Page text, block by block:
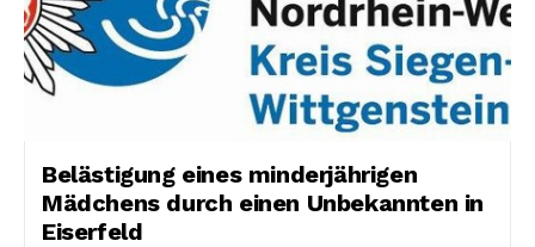
Belästigung eines minderjährigen
Mädchens durch einen Unbekannten in
Eiserfeld